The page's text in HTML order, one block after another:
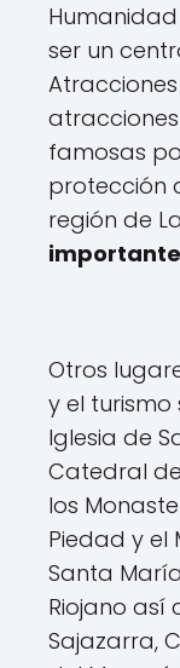
Humanidad
ser un
famosas
protección
región de
Otros
y el
Iglesia de
Catedral
los
Piedad y el
Santa
Riojano así
Sajazarra,